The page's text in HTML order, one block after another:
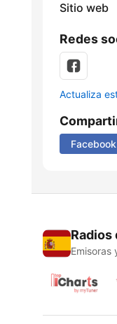
Sitio web
Redes
Actualiza
Facebook
Radios
Emisoras